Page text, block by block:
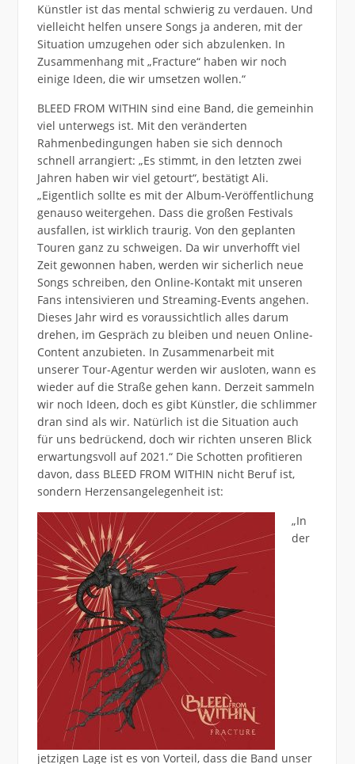
Künstler ist das mental schwierig zu verdauen. Und
vielleicht helfen unsere Songs ja anderen, mit der
Situation umzugehen oder sich abzulenken. In
Zusammenhang mit „Fracture“ haben wir noch
einige Ideen, die wir umsetzen wollen.“
BLEED FROM WITHIN sind eine Band, die gemeinhin
viel unterwegs ist. Mit den veränderten
Rahmenbedingungen haben sie sich dennoch
schnell arrangiert: „Es stimmt, in den letzten zwei
Jahren haben wir viel getourt“, bestätigt Ali.
„Eigentlich sollte es mit der Album-Veröffentlichung
genauso weitergehen. Dass die großen Festivals
ausfallen, ist wirklich traurig. Von den geplanten
Touren ganz zu schweigen. Da wir unverhofft viel
Zeit gewonnen haben, werden wir sicherlich neue
Songs schreiben, den Online-Kontakt mit unseren
Fans intensivieren und Streaming-Events angehen.
Dieses Jahr wird es voraussichtlich alles darum
drehen, im Gespräch zu bleiben und neuen Online-
Content anzubieten. In Zusammenarbeit mit
unserer Tour-Agentur werden wir ausloten, wann es
wieder auf die Straße gehen kann. Derzeit sammeln
wir noch Ideen, doch es gibt Künstler, die schlimmer
dran sind als wir. Natürlich ist die Situation auch
für uns bedrückend, doch wir richten unseren Blick
erwartungsvoll auf 2021.“ Die Schotten profitieren
davon, dass BLEED FROM WITHIN nicht Beruf ist,
sondern Herzensangelegenheit ist:
„In
der
jetzigen Lage ist es von Vorteil, dass die Band unser